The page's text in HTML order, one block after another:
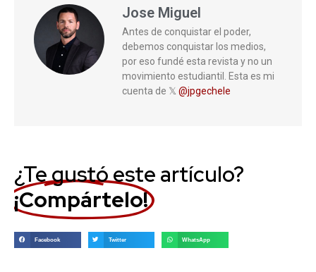
Jose Miguel
Antes de conquistar el poder,
debemos conquistar los medios,
por eso fundé esta revista y no un
movimiento estudiantil. Esta es mi
cuenta de 𝕏 @jpgechele
¿Te gustó este artículo?
¡Compártelo!
Facebook Twitter WhatsApp